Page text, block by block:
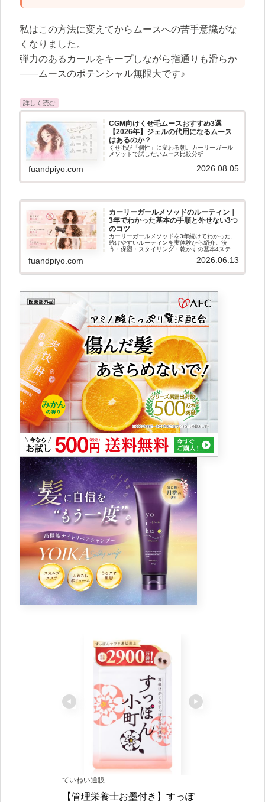
私はこの方法に変えてからムースへの苦手意識がな
くなりました。
弾力のあるカールをキープしながら指通りも滑らか
——ムースのポテンシャル無限大です♪
CGM向けくせ毛ムースおすすめ3選
【2026年】ジェルの代用になるムース
はあるのか？
くせ毛が「個性」に変わる朝。カーリーガール
メソッドで試したいムース比較分析
fuandpiyo.com 2026.08.05
カーリーガールメソッドのルーティン｜
3年でわかった基本の手順と外せない3つ
のコツ
カーリーガールメソッドを3年続けてわかった、
続けやすいルーティンを実体験から紹介。洗
う・保湿・スタイリング・乾かすの基本4ステッ
ディフューザーは必須/キャストはほぐさなくて
まとめました。
fuandpiyo.com 2026.06.13
ていねい通販
【管理栄養士お墨付き】すっぽ